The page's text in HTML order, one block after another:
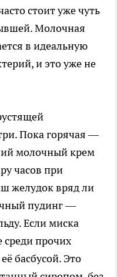
стоит уже чуть
Молочная
в идеальную
и это уже не
Пока горячая —
молочный крем
часов при
желудок вряд ли
пудинг —
Если миска
среди прочих
басбусой. Это